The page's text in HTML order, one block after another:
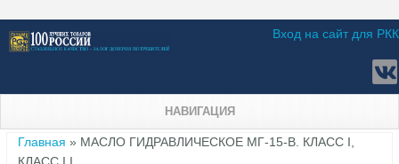
Вход на сайт для РКК
НАВИГАЦИЯ
Вы здесь
Главная » МАСЛО ГИДРАВЛИЧЕСКОЕ МГ-15-В. КЛАСС I,